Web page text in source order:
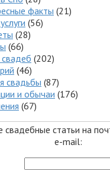
факты (21)
(56)
(28)
(66)
(202)
(46)
свадьбы (87)
и обычаи (176)
(67)
свадебные статьи на
e-mail: